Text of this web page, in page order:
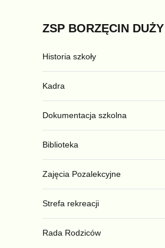
ZSP BORZĘCIN DUŻY
Historia szkoły
Kadra
Dokumentacja szkolna
Biblioteka
Zajęcia Pozalekcyjne
Strefa rekreacji
Rada Rodziców